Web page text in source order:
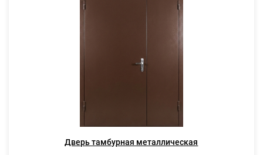
Дверь тамбурная металлическая